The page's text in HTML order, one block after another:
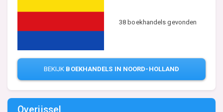
38 boekhandels gevonden
BEKIJK BOEKHANDELS IN NOORD-HOLLAND